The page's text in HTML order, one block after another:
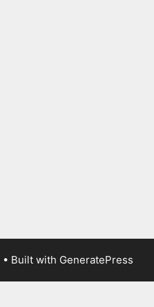
• Built with GeneratePress